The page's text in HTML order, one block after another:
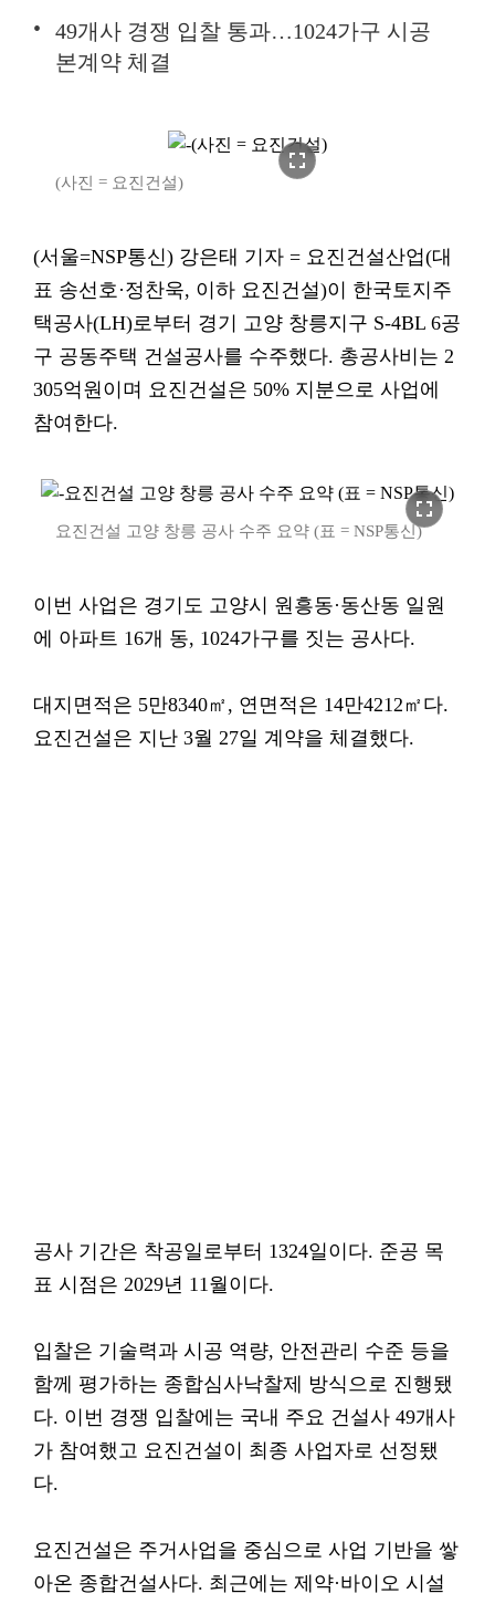
49개사 경쟁 입찰 통과…1024가구 시공
본계약 체결
fullscreen
(사진 = 요진건설)
(서울=NSP통신) 강은태 기자 = 요진건설산업(대
표 송선호·정찬욱, 이하 요진건설)이 한국토지주
택공사(LH)로부터 경기 고양 창릉지구 S-4BL 6공
구 공동주택 건설공사를 수주했다. 총공사비는 2
305억원이며 요진건설은 50% 지분으로 사업에
참여한다.
fullscreen
요진건설 고양 창릉 공사 수주 요약 (표 = NSP통신)
이번 사업은 경기도 고양시 원흥동·동산동 일원
에 아파트 16개 동, 1024가구를 짓는 공사다.
대지면적은 5만8340㎡, 연면적은 14만4212㎡다.
요진건설은 지난 3월 27일 계약을 체결했다.
공사 기간은 착공일로부터 1324일이다. 준공 목
표 시점은 2029년 11월이다.
입찰은 기술력과 시공 역량, 안전관리 수준 등을
함께 평가하는 종합심사낙찰제 방식으로 진행됐
다. 이번 경쟁 입찰에는 국내 주요 건설사 49개사
가 참여했고 요진건설이 최종 사업자로 선정됐
다.
요진건설은 주거사업을 중심으로 사업 기반을 쌓
아온 종합건설사다. 최근에는 제약·바이오 시설